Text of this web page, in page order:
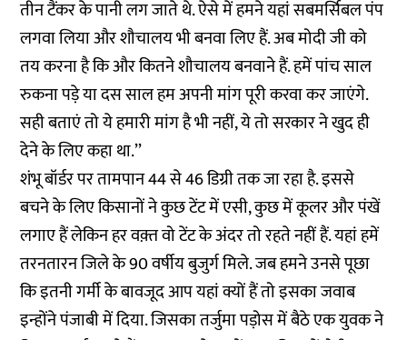
तीन टैंकर के पानी लग जाते थे. ऐसे में हमने यहां सबमर्सिबल पंप
लगवा लिया और शौचालय भी बनवा लिए हैं. अब मोदी जी को
तय करना है कि और कितने शौचालय बनवाने हैं. हमें पांच साल
रुकना पड़े या दस साल हम अपनी मांग पूरी करवा कर जाएंगे.
सही बताएं तो ये हमारी मांग है भी नहीं, ये तो सरकार ने खुद ही
देने के लिए कहा था.’’
शंभू बॉर्डर पर तामपान 44 से 46 डिग्री तक जा रहा है. इससे
बचने के लिए किसानों ने कुछ टेंट में एसी, कुछ में कूलर और पंखें
लगाए हैं लेकिन हर वक़्त वो टेंट के अंदर तो रहते नहीं हैं. यहां हमें
तरनतारन जिले के 90 वर्षीय बुजुर्ग मिले. जब हमने उनसे पूछा
कि इतनी गर्मी के बावजूद आप यहां क्यों हैं तो इसका जवाब
इन्होंने पंजाबी में दिया. जिसका तर्जुमा पड़ोस में बैठे एक युवक ने